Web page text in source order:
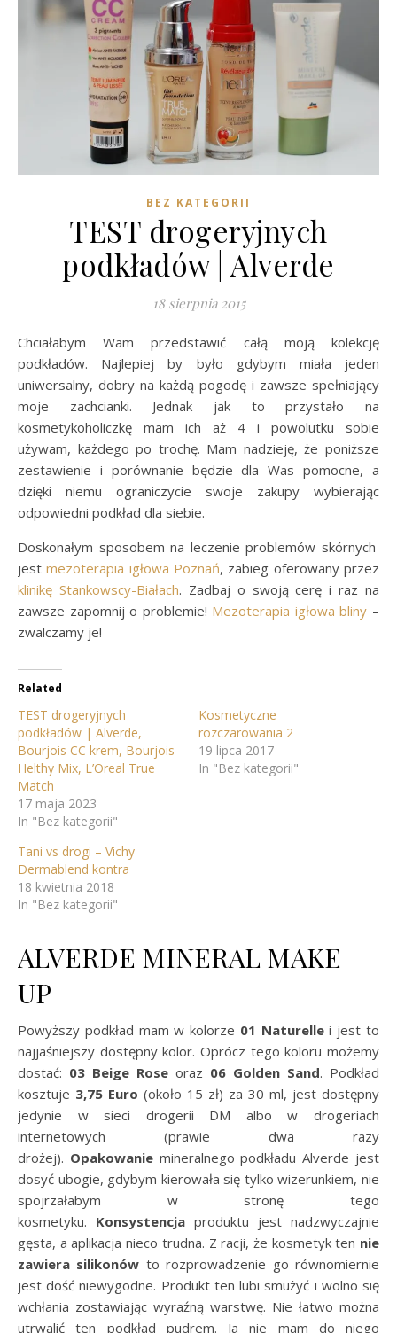
BEZ KATEGORII
TEST drogeryjnych
podkładów | Alverde
18 sierpnia 2015
Chciałabym Wam przedstawić całą moją kolekcję
podkładów. Najlepiej by było gdybym miała jeden
uniwersalny, dobry na każdą pogodę i zawsze spełniający
moje zachcianki. Jednak jak to przystało na
kosmetykoholiczkę mam ich aż 4 i powolutku sobie
używam, każdego po trochę. Mam nadzieję, że poniższe
zestawienie i porównanie będzie dla Was pomocne, a
dzięki niemu ograniczycie swoje zakupy wybierając
odpowiedni podkład dla siebie.
Doskonałym sposobem na leczenie problemów skórnych
jestmezoterapia igłowa Poznań, zabieg oferowany przez
klinikę Stankowscy-Białach. Zadbaj o swoją cerę i raz na
zawsze zapomnij o problemie! Mezoterapia igłowa bliny –
zwalczamy je!
Related
TEST drogeryjnych
podkładów | Alverde,
Bourjois CC krem, Bourjois
Helthy Mix, L’Oreal True
Match
17 maja 2023
In "Bez kategorii"
Kosmetyczne
rozczarowania 2
19 lipca 2017
In "Bez kategorii"
Tani vs drogi – Vichy
Dermablend kontra
18 kwietnia 2018
In "Bez kategorii"
ALVERDE MINERAL MAKE
UP
Powyższy podkład mam w kolorze 01 Naturellei jest to
najjaśniejszy dostępny kolor. Oprócz tego koloru możemy
dostać: 03 Beige Rose oraz 06 Golden Sand. Podkład
kosztuje 3,75 Euro (około 15 zł) za 30 ml, jest dostępny
jedynie w sieci drogerii DM albo w drogeriach
internetowych (prawie dwa razy
drożej). Opakowaniemineralnego podkładu Alverde jest
dosyć ubogie, gdybym kierowała się tylko wizerunkiem, nie
spojrzałabym w stronę tego
kosmetyku. Konsystencja produktu jest nadzwyczajnie
gęsta, a aplikacja nieco trudna. Z racji, że kosmetyk ten nie
zawiera silikonów to rozprowadzenie go równomiernie
jest dość niewygodne. Produkt ten lubi smużyć i wolno się
wchłania zostawiając wyraźną warstwę. Nie łatwo można
utrwalić ten podkład pudrem. Ja nie mam do niego